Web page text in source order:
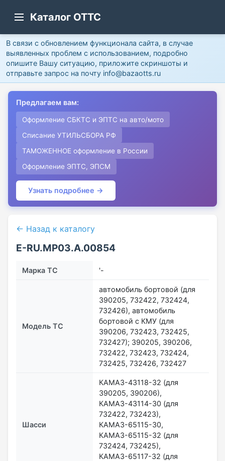
Каталог ОТТС
В связи с обновлением функционала сайта, в случае
выявленных проблем с использованием, подробно
опишите Вашу ситуацию, приложите скриншоты и
отправьте запрос на почту info@bazaotts.ru
Предлагаем вам:
Оформление СБКТС и ЭПТС на авто/мото
Списание УТИЛЬСБОРА РФ
ТАМОЖЕННОЕ оформление в России
Оформление ЭПТС, ЭПСМ
Узнать подробнее →
← Назад к каталогу
E-RU.МР03.A.00854
Марка ТС '-
Модель ТС
автомобиль бортовой (для
390205, 732422, 732424,
732426), автомобиль
бортовой с КМУ (для
390206, 732423, 732425,
732427); 390205, 390206,
732422, 732423, 732424,
732425, 732426, 732427
Шасси
КАМАЗ-43118-32 (для
390205, 390206),
КАМАЗ-43114-30 (для
732422, 732423),
КАМАЗ-65115-30,
КАМАЗ-65115-32 (для
732424, 732425),
КАМАЗ-65117-32 (для